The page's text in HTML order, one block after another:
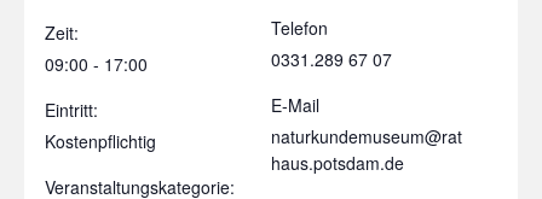
Zeit:
09:00 - 17:00
Eintritt:
Kostenpflichtig
Veranstaltungskategorie:
Telefon
0331.289 67 07
E-Mail
naturkundemuseum@rat
haus.potsdam.de